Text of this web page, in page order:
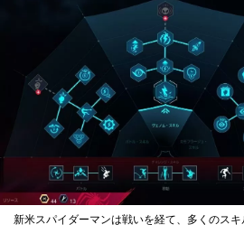
新米スパイダーマンは戦いを経て、多くのスキ